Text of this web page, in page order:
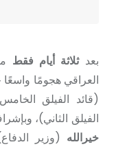
بعدثلاثة أيام فقط
العراقي هجومًا واسعًا
(قائد الفيلق
الفيلق الثاني)،
خيرالله (وزير